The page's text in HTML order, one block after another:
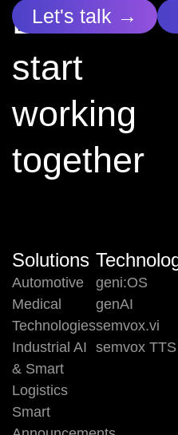
Let’s
start
working
together
Let's talk →
Solutions
Automotive
Medical
Technologies
Industrial AI
& Smart
Logistics
Smart
geni:OS
genAI
semvox.vi
semvox TTS